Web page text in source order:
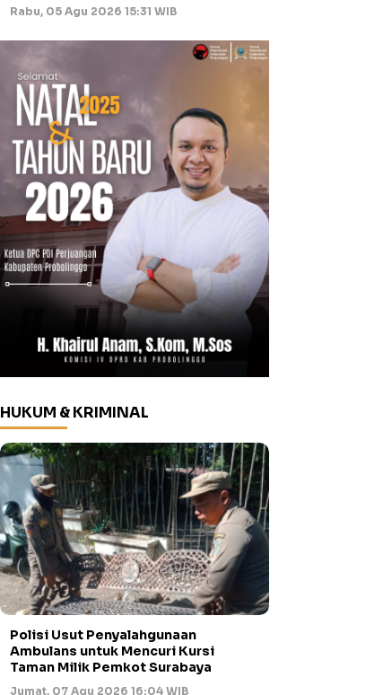
Rabu, 05 Agu 2026 15:31 WIB
HUKUM & KRIMINAL
Polisi Usut Penyalahgunaan
Ambulans untuk Mencuri Kursi
Taman Milik Pemkot Surabaya
Jumat, 07 Agu 2026 16:04 WIB